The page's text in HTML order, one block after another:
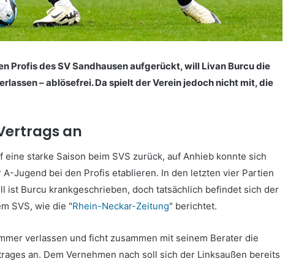
Profis des SV Sandhausen aufgerückt, will Livan Burcu die
– ablösefrei. Da spielt der Verein jedoch nicht mit, die
an
starke Saison beim SVS zurück, auf Anhieb konnte sich
Jugend bei den Profis etablieren. In den letzten vier Partien
ist Burcu krankgeschrieben, doch tatsächlich befindet sich der
SVS, wie die "Rhein-Neckar-Zeitung" berichtet.
verlassen und ficht zusammen mit seinem Berater die
an. Dem Vernehmen nach soll sich der Linksaußen bereits